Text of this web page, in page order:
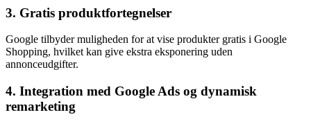
3. Gratis produktfortegnelser
Google tilbyder muligheden for at vise produkter gratis i Google
Shopping, hvilket kan give ekstra eksponering uden
annonceudgifter.
4. Integration med Google Ads og dynamisk
remarketing